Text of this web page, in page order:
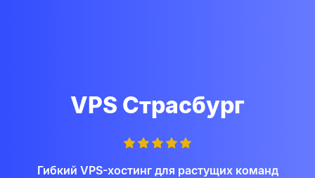
VPS Страсбург
Гибкий VPS-хостинг для растущих команд